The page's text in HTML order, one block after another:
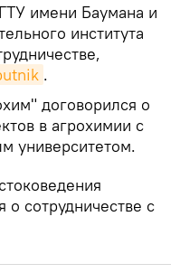
имени Баумана и
института
.
договорился о
в агрохимии с
университетом.
сотрудничестве с